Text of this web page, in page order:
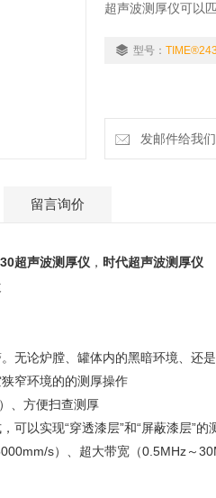
超声波测厚仪可以
进行现场判定。
型号：
发邮件给我
留言询价
超声波测厚仪 ， 时代超声波测厚仪
无论炉膛、罐体内的黑暗环境、还
窄环境的的测厚操作
、方便扫查测厚
以实现“穿透漆层”和“屏蔽漆层”
s）、超大带宽（0.5MHz～